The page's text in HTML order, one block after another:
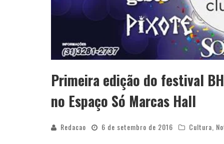
Primeira edição do festival
no Espaço Só Marcas Hall
Redacao 6 de setembro de 2016 Cultura